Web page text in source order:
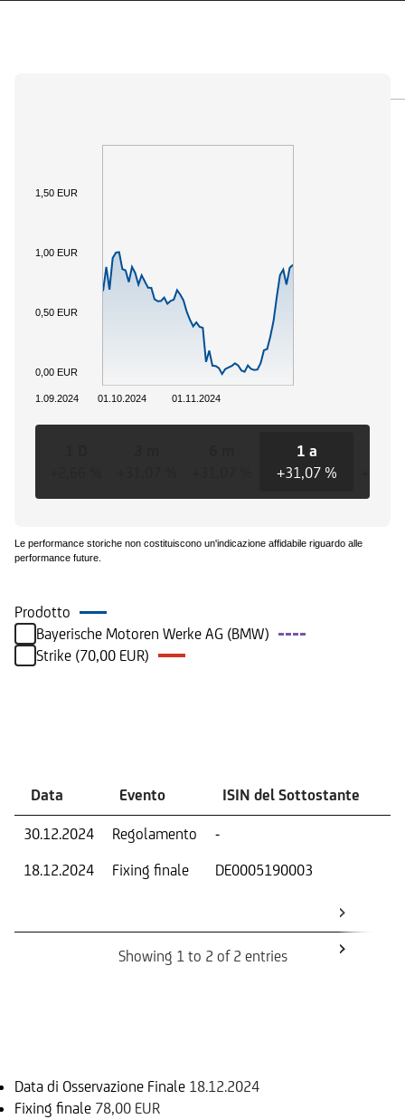
01.10.2024 01.11.2024
01.09.2024
0,00 EUR
0,50 EUR
1,00 EUR
1,50 EUR
1 a
+31,07 %
Le performance storiche non costituiscono un'indicazione affidabile riguardo alle
performance future.
Prodotto
Bayerische Motoren Werke AG (BMW)
Strike (70,00 EUR)
Data Evento ISIN del Sottostante
30.12.2024 Regolamento -
18.12.2024
Fixing finale DE0005190003
Showing 1 to 2 of 2 entries
Data di Osservazione Finale 18.12.2024
Fixing finale 78,00 EUR